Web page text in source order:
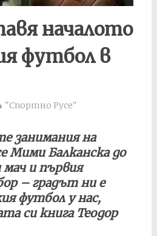
началото
футбол в
"Спортно Русе"
занимания на
Мими Балканска до
и първия
– градът ни е
футбол у нас,
си книга Теодор